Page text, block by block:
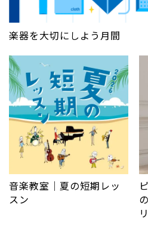
楽器を大切にしよう月間
音楽教室｜夏の短期レッ
スン